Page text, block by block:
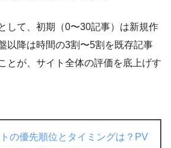
して、初期（0〜30記事）は新規作
以降は時間の3割〜5割を既存記事
とが、サイト全体の評価を底上げす
の優先順位とタイミングは？PV